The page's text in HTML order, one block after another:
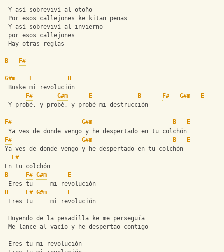
Y así sobreviví al otoño
Por esos callejones ke kitan penas
Y así sobreviví al invierno
por esos callejones
Hay otras reglas
B - F#
G#m E
B
Buske mi revolución
F#
G#m E B F# - G#m -
E
Y probé, y probé, y probé mi destrucción
F# G#m B -
E
Ya ves de donde vengo y he despertado en tu colchón
F#
G#m B -
E
Ya ves de donde vengo y he despertado en tu colchón
F#
En tu colchón
B
F# G#m
E
Eres tu     mi revolución
B
F# G#m
E
Eres tu     mi revolución
Huyendo de la pesadilla ke me perseguía
Me lance al vacío y he despertao contigo
Eres tu mi revolución